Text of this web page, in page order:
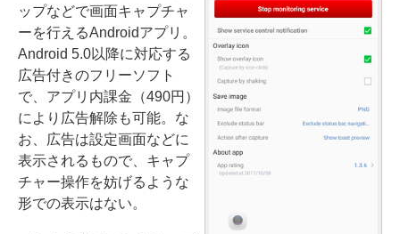
ップなどで画面キャプチャ
ーを行えるAndroidアプリ。
Android 5.0以降に対応する
広告付きのフリーソフト
で、アプリ内課金（490円）
により広告解除も可能。な
お、広告は設定画面などに
表示されるもので、キャプ
チャー操作を妨げるような
形での表示はない。